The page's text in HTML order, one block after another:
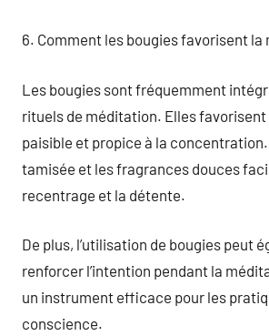
6. Comment les bougies favorisent la
Les bougies sont fréquemment
rituels de méditation. Elles favorisent
paisible et propice à la
tamisée et les fragrances douces
recentrage et la détente.
De plus, l’utilisation de bougies peut
renforcer l’intention pendant la
un instrument efficace pour les
conscience.